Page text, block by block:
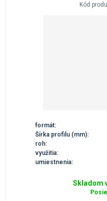
Kód
formát:
Šírka profilu (mm):
roh:
využitia:
umiestnenia:
Skladom